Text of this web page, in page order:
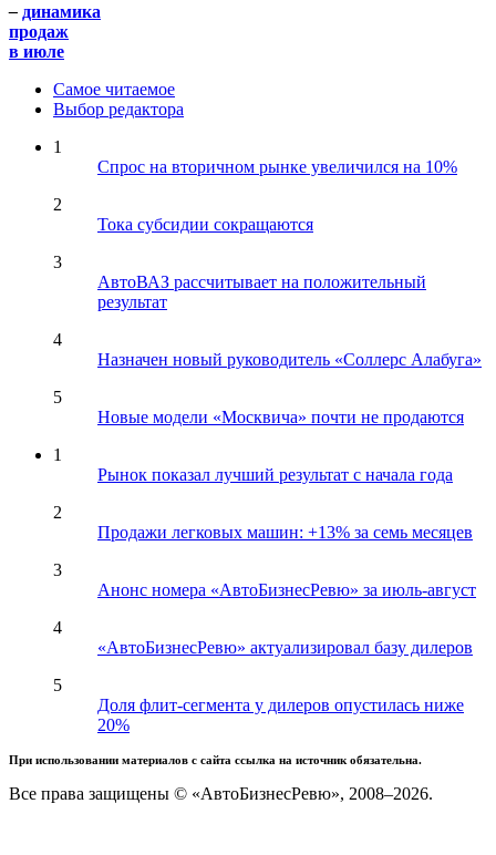
– динамика
продаж
в июле
Самое читаемое
Выбор редактора
1
Спрос на вторичном рынке увеличился на 10%
2
Тока субсидии сокращаются
3
АвтоВАЗ рассчитывает на положительный
результат
4
Назначен новый руководитель «Соллерс Алабуга»
5
Новые модели «Москвича» почти не продаются
1
Рынок показал лучший результат с начала года
2
Продажи легковых машин: +13% за семь месяцев
3
Анонс номера «АвтоБизнесРевю» за июль-август
4
«АвтоБизнесРевю» актуализировал базу дилеров
5
Доля флит-сегмента у дилеров опустилась ниже
20%
При использовании материалов с сайта ссылка на источник обязательна.
Все права защищены © «АвтоБизнесРевю», 2008–2026.